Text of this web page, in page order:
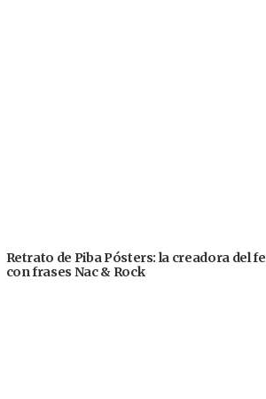
Retrato de Piba Pósters: la creadora del
con frases Nac & Rock